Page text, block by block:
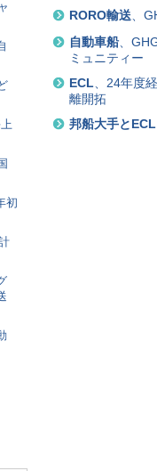
RORO輸送、
自動車船、
ミュニティー
ECL 、24年度
離開拓
邦船大手とECL
初